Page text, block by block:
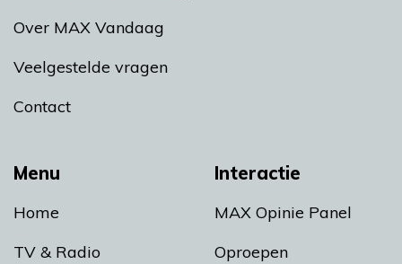
Menu
Home
TV & Radio
Interactie
MAX Opinie Panel
Oproepen
Over MAX Vandaag
Veelgestelde vragen
Contact